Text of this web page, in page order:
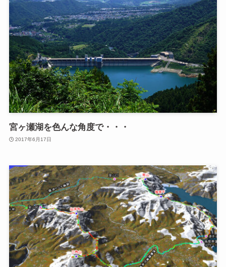
宮ヶ瀬湖を色んな角度で・・・
2017年6月17日